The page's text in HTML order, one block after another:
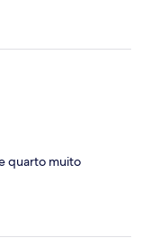
quarto muito